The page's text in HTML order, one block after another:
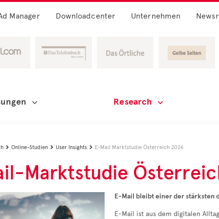
Manager Downloadcenter Unternehmen
Research
 Online-Studien  User Insights  E-Mail Marktstudie Österreich 2026
Marktstudie
E-Mail bleibt einer der stärksten
E-Mail ist aus dem digitalen